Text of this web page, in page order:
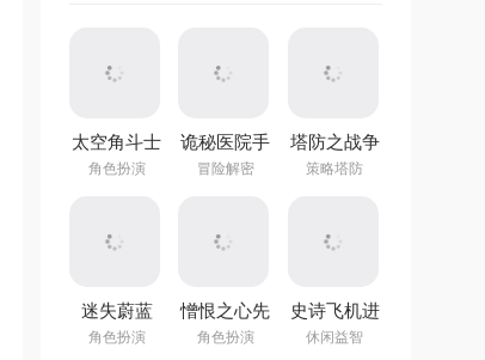
太空角斗士
中文版
角色扮演
诡秘医院手
机版
冒险解密
塔防之战争
前沿中文版
策略塔防
迷失蔚蓝
v1.292.0官
角色扮演
憎恨之心先
驱者中文版
角色扮演
史诗飞机进
化(Epic
休闲益智